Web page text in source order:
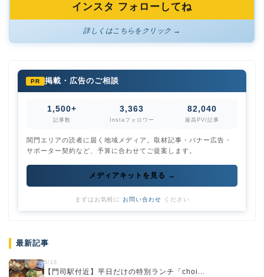
インスタ フォローしてね
詳しくはこちらをクリック →
PR 掲載・広告のご相談
1,500+
記事数
3,363
Instaフォロワー
82,040
最高PV/記事
関門エリアの読者に届く地域メディア。取材記事・バナー広告・
サポーター契約など、予算に合わせてご提案します。
メディアキットを見る →
まずはお気軽に お問い合わせ ください
最新記事
5/16
【門司駅付近】平日だけの特別ランチ「choi...